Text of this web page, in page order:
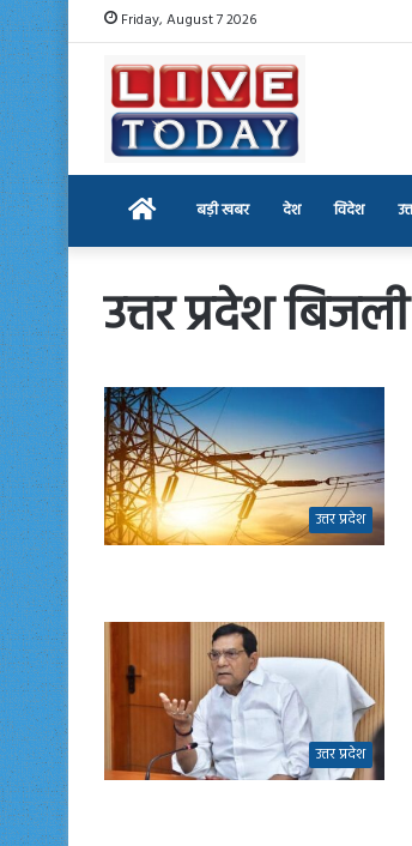
Friday, August 7 2026
Home बड़ी खबर देश विदेश
उत्तर प्रदेश बिजली
उत्तर प्रदेश
उत्तर प्रदेश